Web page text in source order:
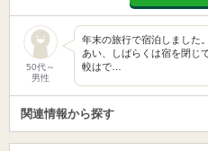
50代～
男性
年末の旅行で宿泊しました
あい、しばらくは宿を閉じ
較はで…
関連情報から探す